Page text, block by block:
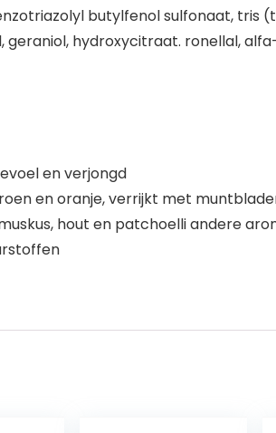
butylfenol sulfonaat,
hydroxycitraat. ronellal,
en verjongd
en oranje, verrijkt met
hout en patchoelli andere